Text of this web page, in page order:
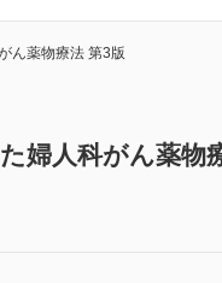
ん薬物療法 第3版
婦人科がん薬物